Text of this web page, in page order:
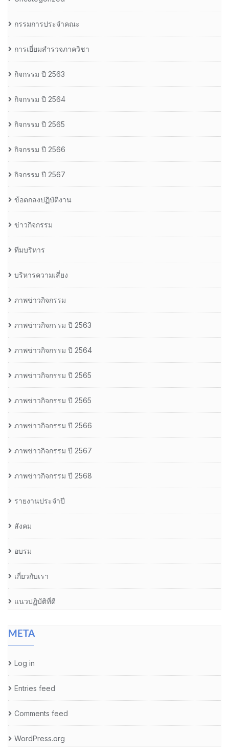
กรรมการประจำคณะ
การเยี่ยมสำรวจภาควิชา
กิจกรรม ปี 2563
กิจกรรม ปี 2564
กิจกรรม ปี 2565
กิจกรรม ปี 2566
กิจกรรม ปี 2567
ข้อตกลงปฏิบัติงาน
ข่าวกิจกรรม
ทีมบริหาร
บริหารความเสี่ยง
ภาพข่าวกิจกรรม
ภาพข่าวกิจกรรม ปี 2563
ภาพข่าวกิจกรรม ปี 2564
ภาพข่าวกิจกรรม ปี 2565
ภาพข่าวกิจกรรม ปี 2565
ภาพข่าวกิจกรรม ปี 2566
ภาพข่าวกิจกรรม ปี 2567
ภาพข่าวกิจกรรม ปี 2568
รายงานประจำปี
สังคม
อบรม
เกี่ยวกับเรา
แนวปฏิบัติที่ดี
META
Log in
Entries feed
Comments feed
WordPress.org